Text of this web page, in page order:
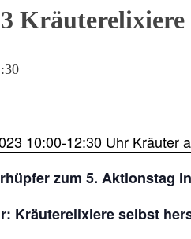
10:00-12:30 Uhr Kräuter
zum 5. Aktionstag
Kräuterelixiere selbst